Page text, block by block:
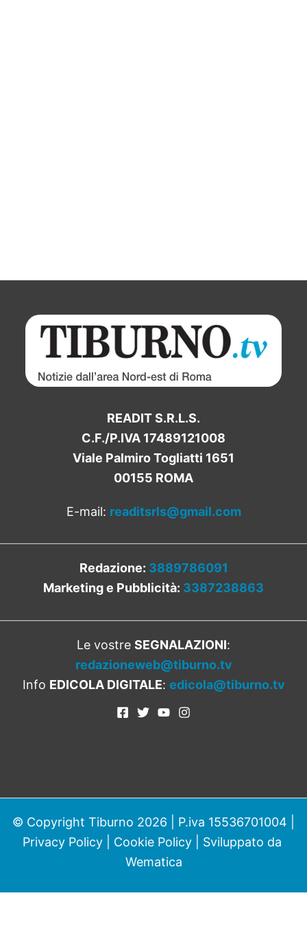
READIT S.R.L.S.
C.F./P.IVA 17489121008
Viale Palmiro Togliatti 1651
00155 ROMA
E-mail: readitsrls@gmail.com
Redazione: 3889786091
Marketing e Pubblicità: 3387238863
Le vostre SEGNALAZIONI:
redazioneweb@tiburno.tv
Info EDICOLA DIGITALE: edicola@tiburno.tv
© Copyright Tiburno 2026 | P.iva 15536701004 |
Privacy Policy| Cookie Policy| Sviluppato da
Wematica